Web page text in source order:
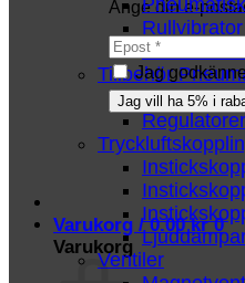
Ange din e-
Jag
Varukorg /0.00kr 0
Varukorg
Rullvibrator
Tillbehör
Luftslang
Regulatorer
Ventiler